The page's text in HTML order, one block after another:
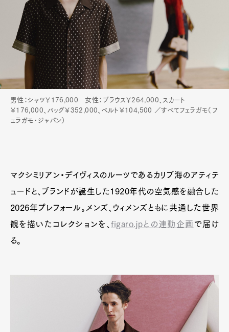
男性：シャツ￥176,000 女性：ブラウス￥264,000、スカート
￥176,000、バッグ￥352,000、ベルト￥104,500 ／すべてフェラガモ（フ
ェラガモ・ジャパン）
マクシミリアン・デイヴィスのルーツであるカリブ海のアティテ
ュードと、ブランドが誕生した1920年代の空気感を融合した
2026年プレフォール。メンズ、ウィメンズともに共通した世界
観を描いたコレクションを、figaro.jpとの連動企画 で届け
る。